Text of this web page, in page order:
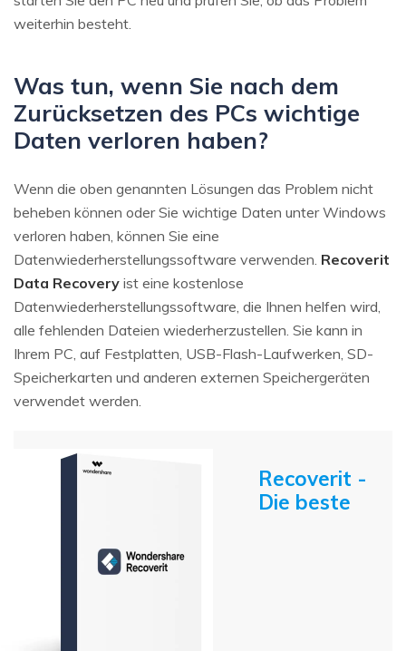
weiterhin besteht.
Was tun, wenn Sie nach dem
Zurücksetzen des PCs wichtige
Daten verloren haben?
Wenn die oben genannten Lösungen das Problem nicht
beheben können oder Sie wichtige Daten unter Windows
verloren haben, können Sie eine
Datenwiederherstellungssoftware verwenden. Recoverit
Data Recovery ist eine kostenlose
Datenwiederherstellungssoftware, die Ihnen helfen wird,
alle fehlenden Dateien wiederherzustellen. Sie kann in
Ihrem PC, auf Festplatten, USB-Flash-Laufwerken, SD-
Speicherkarten und anderen externen Speichergeräten
verwendet werden.
Recoverit -
Die beste